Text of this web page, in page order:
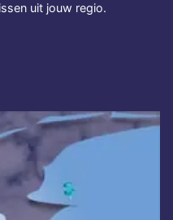
uit jouw regio.